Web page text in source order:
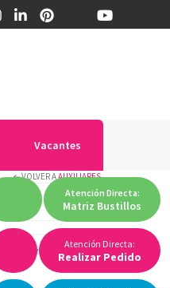
5346
Atención Directa:
Realizar Pedido
Vacantes
Atención Directa:
Matriz Bustillos
VOLVER AAUXILIARES
y guías,